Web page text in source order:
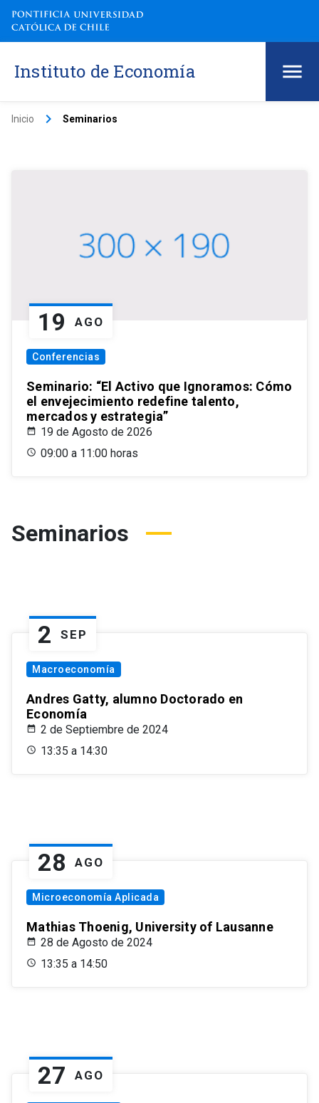
Instituto de Economía
Inicio keyboard_arrow_right Seminarios
19 AGO
Conferencias
Seminario: “El Activo que Ignoramos: Cómo
el envejecimiento redefine talento,
mercados y estrategia”
19 de Agosto de 2026
09:00 a 11:00 horas
Seminarios
2 SEP
Macroeconomía
Andres Gatty, alumno Doctorado en
Economía
2 de Septiembre de 2024
13:35 a 14:30
28 AGO
Microeconomía Aplicada
Mathias Thoenig, University of Lausanne
28 de Agosto de 2024
13:35 a 14:50
27 AGO